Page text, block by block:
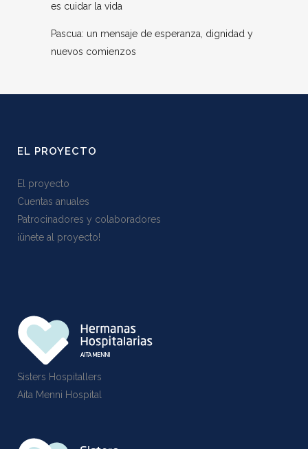
es cuidar la vida
Pascua: un mensaje de esperanza, dignidad y
nuevos comienzos
EL PROYECTO
El proyecto
Cuentas anuales
Patrocinadores y colaboradores
¡ünete al proyecto!
Sisters Hospitallers
Aita Menni Hospital